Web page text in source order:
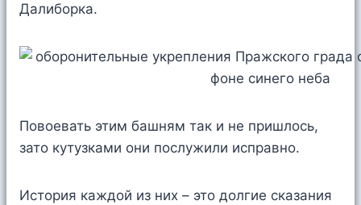
Далиборка.
Повоевать этим башням так и не пришлось,
зато кутузками они послужили исправно.
История каждой из них – это долгие сказания